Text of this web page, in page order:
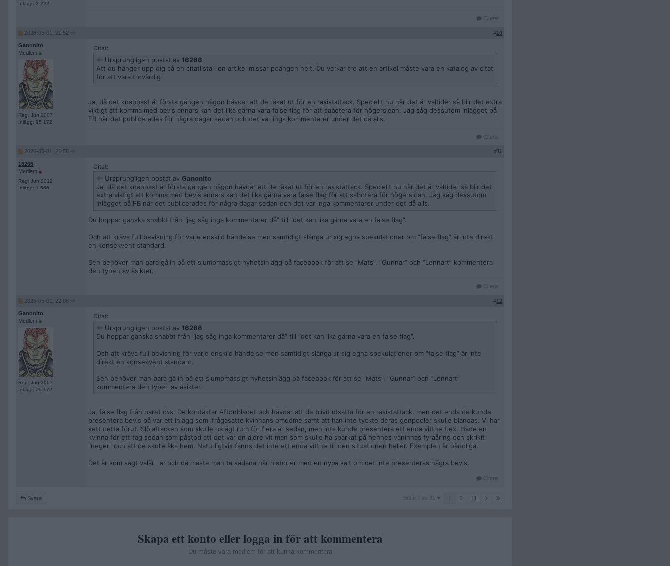
Inlägg: 2 222
Citera
2026-05-01, 21:52 #10
Ganonito
Medlem
Reg: Jun 2007
Inlägg: 25 172
Citat:
Ursprungligen postat av 16266
Att du hänger upp dig på en citatlista i en artikel missar poängen helt. Du verkar tro att en artikel måste vara en katalog av citat
för att vara trovärdig.
Ja, då det knappast är första gången någon hävdar att de råkat ut för en rasistattack. Speciellt nu när det är valtider så blir det extra
viktigt att komma med bevis annars kan det lika gärna vara false flag för att sabotera för högersidan. Jag såg dessutom inlägget på
FB när det publicerades för några dagar sedan och det var inga kommentarer under det då alls.
Citera
2026-05-01, 21:58 #11
16266
Medlem
Reg: Jun 2012
Inlägg: 1 566
Citat:
Ursprungligen postat av Ganonito
Ja, då det knappast är första gången någon hävdar att de råkat ut för en rasistattack. Speciellt nu när det är valtider så blir det
extra viktigt att komma med bevis annars kan det lika gärna vara false flag för att sabotera för högersidan. Jag såg dessutom
inlägget på FB när det publicerades för några dagar sedan och det var inga kommentarer under det då alls.
Du hoppar ganska snabbt från “jag såg inga kommentarer då” till “det kan lika gärna vara en false flag”.
Och att kräva full bevisning för varje enskild händelse men samtidigt slänga ur sig egna spekulationer om “false flag” är inte direkt
en konsekvent standard.
Sen behöver man bara gå in på ett slumpmässigt nyhetsinlägg på facebook för att se ”Mats”, ”Gunnar” och ”Lennart” kommentera
den typen av åsikter.
Citera
2026-05-01, 22:08 #12
Ganonito
Medlem
Reg: Jun 2007
Inlägg: 25 172
Citat:
Ursprungligen postat av 16266
Du hoppar ganska snabbt från “jag såg inga kommentarer då” till “det kan lika gärna vara en false flag”.
Och att kräva full bevisning för varje enskild händelse men samtidigt slänga ur sig egna spekulationer om “false flag” är inte
direkt en konsekvent standard.
Sen behöver man bara gå in på ett slumpmässigt nyhetsinlägg på facebook för att se ”Mats”, ”Gunnar” och ”Lennart”
kommentera den typen av åsikter.
Ja, false flag från paret dvs. De kontaktar Aftonbladet och hävdar att de blivit utsatta för en rasistattack, men det enda de kunde
presentera bevis på var ett inlägg som ifrågasatte kvinnans omdöme samt att han inte tyckte deras genpooler skulle blandas. Vi har
sett detta förut. Slöjattacken som skulle ha ägt rum för flera år sedan, men inte kunde presentera ett enda vittne t.ex. Hade en
kvinna för ett tag sedan som påstod att det var en äldre vit man som skulle ha sparkat på hennes väninnas fyraåring och skrikit
"neger" och att de skulle åka hem. Naturligtvis fanns det inte ett enda vittne till den situationen heller. Exemplen är oändliga.
Det är som sagt valår i år och då måste man ta sådana här historier med en nypa salt om det inte presenteras några bevis.
Citera
Svara
Sidan
Sidan 1 av 31 2 11
Skapa ett konto eller logga in för att kommentera
Du måste vara medlem för att kunna kommentera